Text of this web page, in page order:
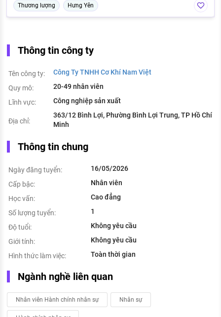
Thương lượng Hưng Yên
Thông tin công ty
Tên công ty:
Công Ty TNHH Cơ Khí Nam Việt
Quy mô:
20-49 nhân viên
Lĩnh vực:
Công nghiệp sản xuất
Địa chỉ:
363/12 Bình Lợi, Phường Bình Lợi Trung, TP Hồ Chí
Minh
Thông tin chung
Ngày đăng tuyển:
16/05/2026
Cấp bậc:
Nhân viên
Học vấn:
Cao đẳng
Số lượng tuyển:
1
Độ tuổi:
Không yêu cầu
Giới tính:
Không yêu cầu
Hình thức làm việc:
Toàn thời gian
Ngành nghề liên quan
Nhân viên Hành chính nhân sự Nhân sự